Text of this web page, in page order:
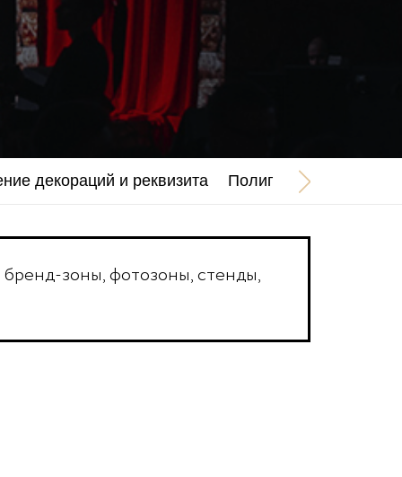
декораций и реквизита Полиграфия и
зоны, фотозоны, стенды,